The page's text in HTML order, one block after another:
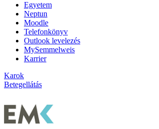
Egyetem
Neptun
Moodle
Telefonkönyv
Outlook levelezés
MySemmelweis
Karrier
Karok
Betegellátás